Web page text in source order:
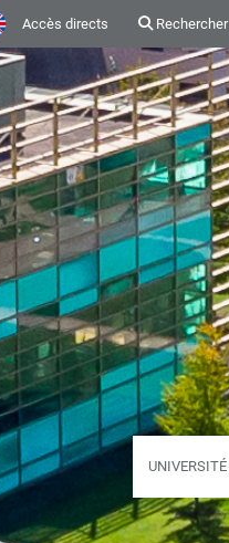
Accès directs Rechercher
UNIVERSITÉ